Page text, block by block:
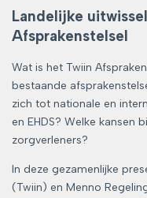
Landelijke
Afsprakenstelsel
Wat is het Twiin
bestaande
zich tot nationale en
en EHDS? Welke kansen
zorgverleners?
In deze gezamenlijke
(Twiin) en Menno